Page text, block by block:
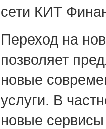
сети КИТ
Переход на
позволяет
новые
услуги. В
новые